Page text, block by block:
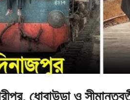
ধোবাউড়া ও